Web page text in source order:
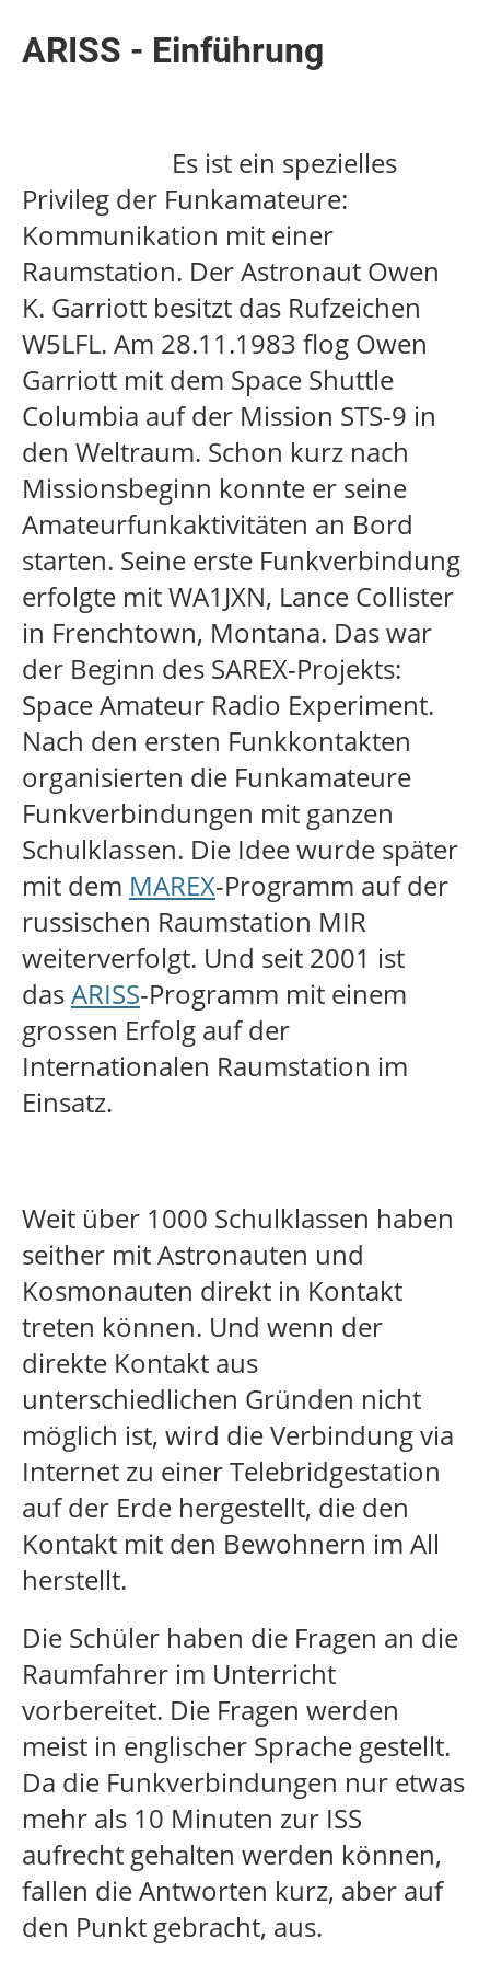
ARISS - Einführung
Es ist ein spezielles
Privileg der Funkamateure:
Kommunikation mit einer
Raumstation. Der Astronaut Owen
K. Garriott besitzt das Rufzeichen
W5LFL. Am 28.11.1983 flog Owen
Garriott mit dem Space Shuttle
Columbia auf der Mission STS-9 in
den Weltraum. Schon kurz nach
Missionsbeginn konnte er seine
Amateurfunkaktivitäten an Bord
starten. Seine erste Funkverbindung
erfolgte mit WA1JXN, Lance Collister
in Frenchtown, Montana. Das war
der Beginn des SAREX-Projekts:
Space Amateur Radio Experiment.
Nach den ersten Funkkontakten
organisierten die Funkamateure
Funkverbindungen mit ganzen
Schulklassen. Die Idee wurde später
mit dem MAREX-Programm auf der
russischen Raumstation MIR
weiterverfolgt. Und seit 2001 ist
dasARISS-Programm mit einem
grossen Erfolg auf der
Internationalen Raumstation im
Einsatz.
Weit über 1000 Schulklassen haben
seither mit Astronauten und
Kosmonauten direkt in Kontakt
treten können. Und wenn der
direkte Kontakt aus
unterschiedlichen Gründen nicht
möglich ist, wird die Verbindung via
Internet zu einer Telebridgestation
auf der Erde hergestellt, die den
Kontakt mit den Bewohnern im All
herstellt.
Die Schüler haben die Fragen an die
Raumfahrer im Unterricht
vorbereitet. Die Fragen werden
meist in englischer Sprache gestellt.
Da die Funkverbindungen nur etwas
mehr als 10 Minuten zur ISS
aufrecht gehalten werden können,
fallen die Antworten kurz, aber auf
den Punkt gebracht, aus.